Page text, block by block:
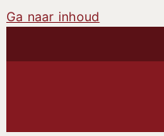
Ga naar inhoud